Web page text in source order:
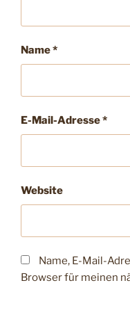
Name*
E-Mail-Adresse*
Website
Name, E-Mail-
Browser für meinen